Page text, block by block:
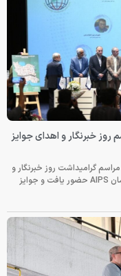
خبرنگار و اهدای جوایز
گرامیداشت روز خبرنگار و
تقدیر از برگزیدگان هشتمین جایزه جهانی ورزشی‌نویسان AIPS حضور یافت و جوایز